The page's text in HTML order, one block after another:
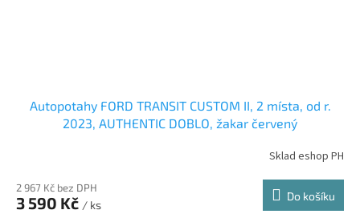
Autopotahy FORD TRANSIT CUSTOM II, 2 místa, od r.
2023, AUTHENTIC DOBLO, žakar červený
Sklad eshop PH
2 967 Kč bez DPH
3 590 Kč / ks
Do košíku